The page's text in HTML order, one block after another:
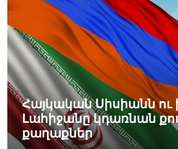
Հայկական Սիսիանն
Լահիջանը կդառնան
քաղաքներ